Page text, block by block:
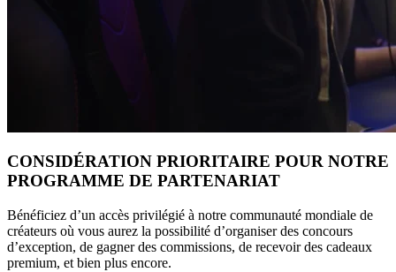
CONSIDÉRATION PRIORITAIRE POUR NOTRE
PROGRAMME DE PARTENARIAT
Bénéficiez d’un accès privilégié à notre communauté mondiale de
créateurs où vous aurez la possibilité d’organiser des concours
d’exception, de gagner des commissions, de recevoir des cadeaux
premium, et bien plus encore.